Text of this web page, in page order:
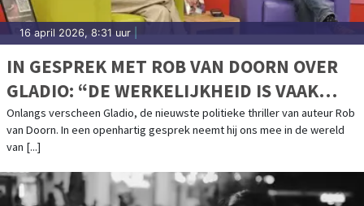
16 april 2026, 8:31 uur
IN GESPREK MET ROB VAN DOORN OVER
GLADIO: “DE WERKELIJKHEID IS VAAK
HARDER DAN FICTIE”
Onlangs verscheen Gladio, de nieuwste politieke thriller van auteur Rob
van Doorn. In een openhartig gesprek neemt hij ons mee in de wereld
van [...]